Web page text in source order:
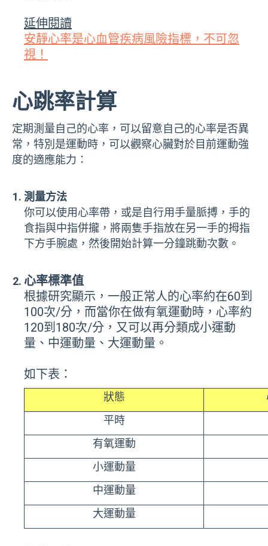
延伸閱讀
安靜心率是心血管疾病風險指標，不可忽
視！
心跳率計算
定期測量自己的心率，可以留意自己的心率是否異
常，特別是運動時，可以觀察心臟對於目前運動強
度的適應能力：
測量方法
你可以使用心率帶，或是自行用手量脈搏，手的
食指與中指併攏，將兩隻手指放在另一手的拇指
下方手腕處，然後開始計算一分鐘跳動次數。
心率標準值
根據研究顯示，一般正常人的心率約在60到
100次/分，而當你在做有氧運動時，心率約
120到180次/分，又可以再分類成小運動
量、中運動量、大運動量。
如下表：
狀態
平時
有氧運動
小運動量
中運動量
大運動量